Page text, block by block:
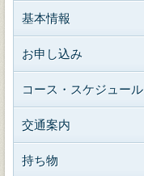
基本情報
お申し込み
コース・スケジュール
交通案内
持ち物